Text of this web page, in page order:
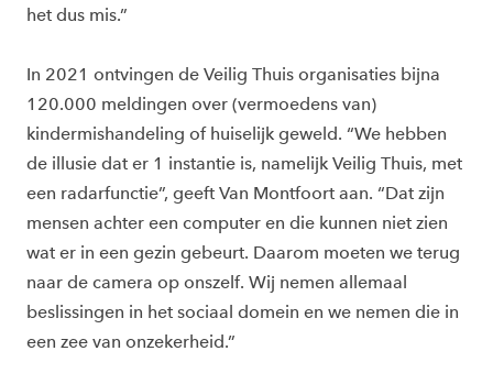
het dus mis.”
In 2021 ontvingen de Veilig Thuis organisaties bijna
120.000 meldingen over (vermoedens van)
kindermishandeling of huiselijk geweld. “We hebben
de illusie dat er 1 instantie is, namelijk Veilig Thuis, met
een radarfunctie”, geeft Van Montfoort aan. “Dat zijn
mensen achter een computer en die kunnen niet zien
wat er in een gezin gebeurt. Daarom moeten we terug
naar de camera op onszelf. Wij nemen allemaal
beslissingen in het sociaal domein en we nemen die in
een zee van onzekerheid.”